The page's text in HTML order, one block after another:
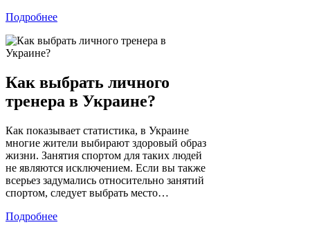
Подробнее
Как выбрать личного
тренера в Украине?
Как показывает статистика, в Украине
многие жители выбирают здоровый образ
жизни. Занятия спортом для таких людей
не являются исключением. Если вы также
всерьез задумались относительно занятий
спортом, следует выбрать место…
Подробнее